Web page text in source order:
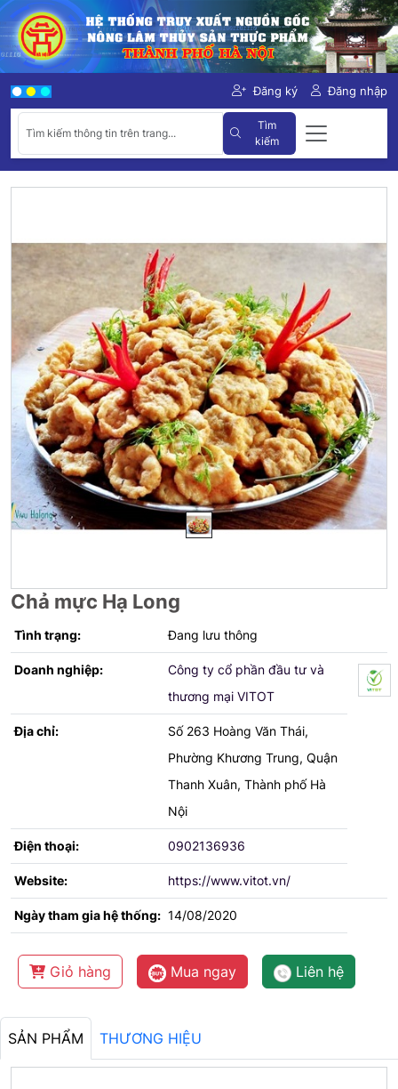
Đăng ký Đăng nhập
Tìm
kiếm
Chả mực Hạ Long
Tình trạng: Đang lưu thông
Doanh nghiệp:
Công ty cổ phần đầu tư và
thương mại VITOT
Địa chỉ:
Số 263 Hoàng Văn Thái,
Phường Khương Trung, Quận
Thanh Xuân, Thành phố Hà
Nội
Điện thoại: 0902136936
Website: https://www.vitot.vn/
Ngày tham gia hệ thống: 14/08/2020
Giỏ hàng Mua ngay Liên hệ
SẢN PHẨM THƯƠNG HIỆU